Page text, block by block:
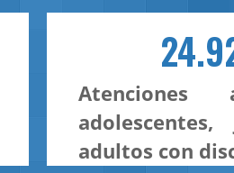
adultos con